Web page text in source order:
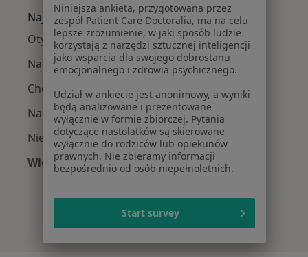
Najczęście leczone choroby
Otyłość w Łodzi
Nadwaga w Łodzi
Choroba Hashimoto w Łodzi
Nadciśnienie tętnicze w Łodzi
Niedoczynność tarczycy w Łodzi
Więcej (15)
Więcej w kategorii: Najczęście leczone
Niniejsza ankieta, przygotowana przez
zespół Patient Care Doctoralia, ma na celu
lepsze zrozumienie, w jaki sposób ludzie
korzystają z narzędzi sztucznej inteligencji
jako wsparcia dla swojego dobrostanu
emocjonalnego i zdrowia psychicznego.
Udział w ankiecie jest anonimowy, a wyniki
będą analizowane i prezentowane
wyłącznie w formie zbiorczej. Pytania
dotyczące nastolatków są skierowane
wyłącznie do rodziców lub opiekunów
prawnych. Nie zbieramy informacji
bezpośrednio od osób niepełnoletnich.
Start survey